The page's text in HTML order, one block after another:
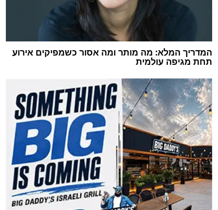
המדריך המלא: מה מותר ומה אסור כשמפיקים אירוע
תחת מגיפה עולמית